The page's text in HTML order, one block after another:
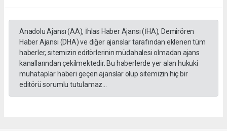
Anadolu Ajansı (AA), İhlas Haber Ajansı (İHA), Demirören
Haber Ajansı (DHA) ve diğer ajanslar tarafından eklenen tüm
haberler, sitemizin editörlerinin müdahalesi olmadan ajans
kanallarından çekilmektedir. Bu haberlerde yer alan hukuki
muhataplar haberi geçen ajanslar olup sitemizin hiç bir
editörü sorumlu tutulamaz...